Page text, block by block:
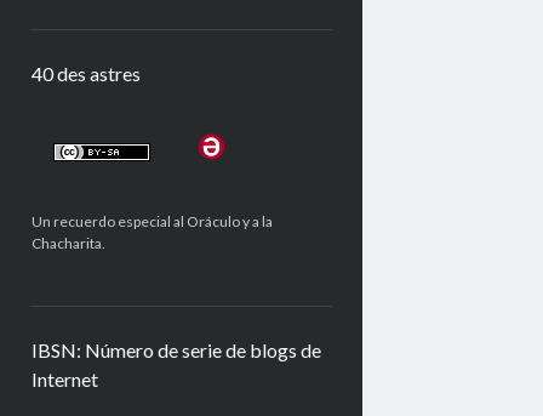
40 des astres
Un recuerdo especial al Oráculo y a la
Chacharita.
IBSN: Número de serie de blogs de
Internet